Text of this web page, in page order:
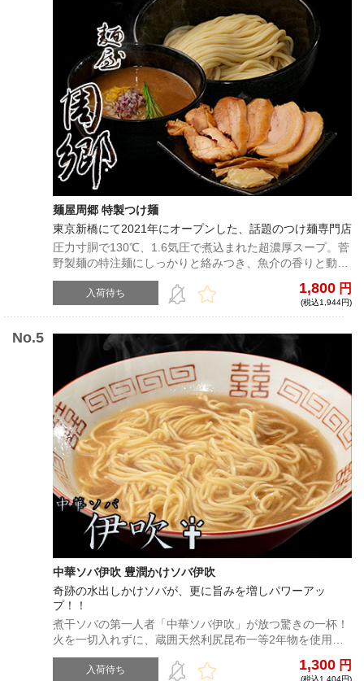
麺屋周郷 特製つけ麺
東京新橋にて2021年にオープンした、話題のつけ麺専門店
圧力寸胴で130℃、1.6気圧で煮込まれた超濃厚スープ。菅
野製麺の特注麺にしっかりと絡みつき、魚介の香りと動物
系の厚みのある味わいをがつんと口内へと届ける最高の一
入荷待ち 1,800 円
(税込1,944円)
中華ソバ伊吹 豊潤かけソバ伊吹
奇跡の水出しかけソバが、更に旨みを増しパワーアッ
プ！！
煮干ソバの第一人者「中華ソバ伊吹」が放つ驚きの一杯！
火を一切入れずに、蔵囲天然利尻昆布一等2年物を使用し
た「昆布水」から、煮干の表層の旨味だけを丁寧に抽出し
たかけソバ。淡麗かけソバ伊吹から、旨みを更に昇華させ
入荷待ち 1,300 円
(税込1,404円)